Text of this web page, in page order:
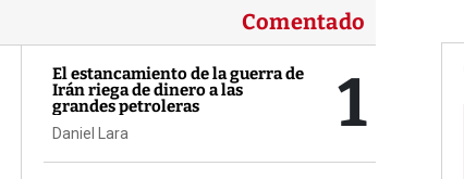
Comentado
El estancamiento de la guerra de
Irán riega de dinero a las
grandes petroleras
Daniel Lara 1